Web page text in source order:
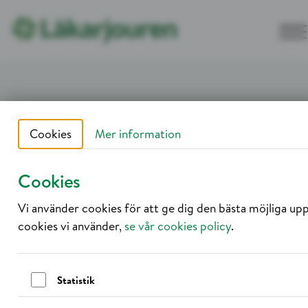
Hoppa till innehållet
Cookies Mer information
Cookies
Vi använder cookies för att ge dig den bästa möjliga
cookies vi använder, se vår cookies policy.
Statistik